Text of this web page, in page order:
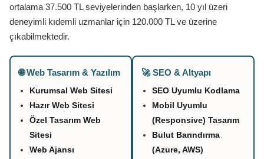
ortalama 37.500 TL seviyelerinden başlarken, 10 yıl üzeri
deneyimli kıdemli uzmanlar için 120.000 TL ve üzerine
çıkabilmektedir.
🌐 Web Tasarım & Yazılım
Kurumsal Web Sitesi
Hazır Web Sitesi
Özel Tasarım Web
Sitesi
Web Ajansı
🚀 SEO & Altyapı
SEO Uyumlu Kodlama
Mobil Uyumlu
(Responsive) Tasarım
Bulut Barındırma
(Azure, AWS)